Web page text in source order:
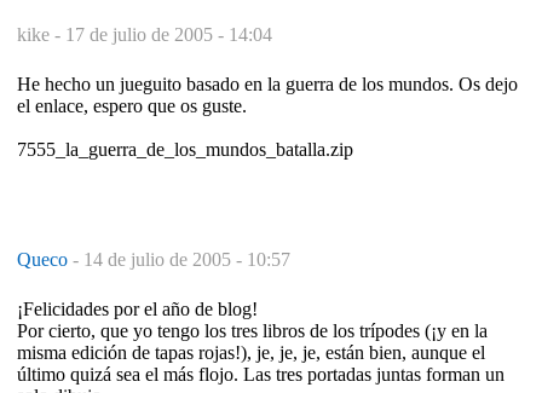
kike - 17 de julio de 2005 - 14:04
He hecho un jueguito basado en la guerra de los mundos. Os dejo
el enlace, espero que os guste.
7555_la_guerra_de_los_mundos_batalla.zip
Queco - 14 de julio de 2005 - 10:57
¡Felicidades por el año de blog!
Por cierto, que yo tengo los tres libros de los trípodes (¡y en la
misma edición de tapas rojas!), je, je, je, están bien, aunque el
último quizá sea el más flojo. Las tres portadas juntas forman un